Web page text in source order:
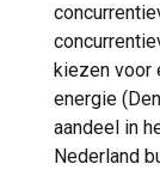
kiezen voor
energie
aandeel in
Nederland